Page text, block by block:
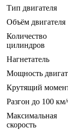
Тип двигателя
Объём двигателя
Количество
цилиндров
Нагнетатель
Мощность
Крутящий
Разгон до 100
Максимальная
скорость